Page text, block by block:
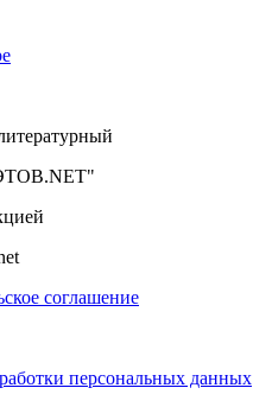
соглашение
персональных данных